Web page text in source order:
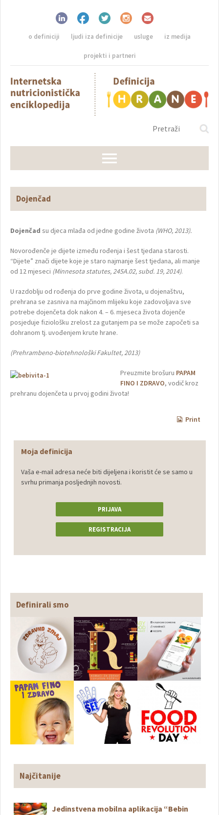
o definiciji ljudi iza definicije usluge iz medija
projekti i partneri
Dojenčad
Dojenčad su djeca mlađa od jedne godine života (WHO, 2013).
Novorođenče je dijete između rođenja i šest tjedana starosti.
“Dijete” znači dijete koje je staro najmanje šest tjedana, ali manje
od 12 mjeseci (Minnesota statutes, 245A.02, subd. 19, 2014).
U razdoblju od rođenja do prve godine života, u dojenaštvu,
prehrana se zasniva na majčinom mlijeku koje zadovoljava sve
potrebe dojenčeta dok nakon 4. – 6. mjeseca života dojenče
posjeduje fiziološku zrelost za gutanjem pa se može započeti sa
dohranom tj. uvođenjem krute hrane.
(Prehrambeno-biotehnološki Fakultet, 2013)
Preuzmite brošuru PAPAM
FINO I ZDRAVO, vodič kroz
prehranu dojenčeta u prvoj godini života!
Print
Moja definicija
Vaša e-mail adresa neće biti dijeljena i koristit će se samo u
svrhu primanja posljednjih novosti.
PRIJAVA
REGISTRACIJA
Definirali smo
Najčitanije
Jedinstvena mobilna aplikacija “Bebin